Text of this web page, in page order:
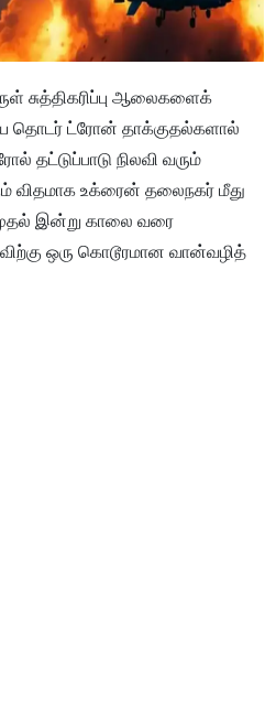
சுத்திகரிப்பு ஆலைகளைக்
தொடர் ட்ரோன் தாக்குதல்களால்
தட்டுப்பாடு நிலவி வரும்
விதமாக உக்ரைன் தலைநகர் மீது
இன்று காலை வரை
ஒரு கொடூரமான வான்வழித்